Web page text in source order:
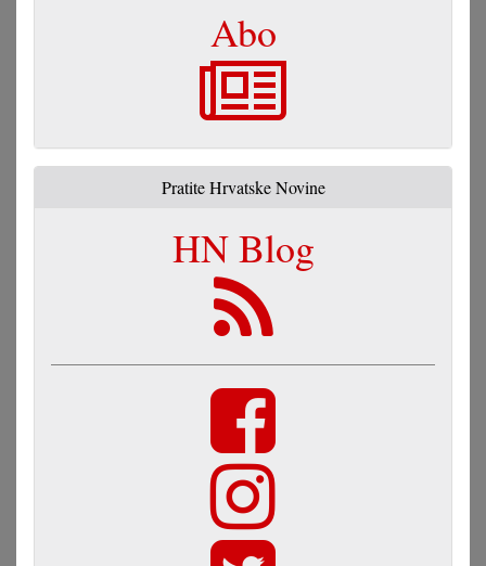
Abo
Pratite Hrvatske Novine
HN Blog